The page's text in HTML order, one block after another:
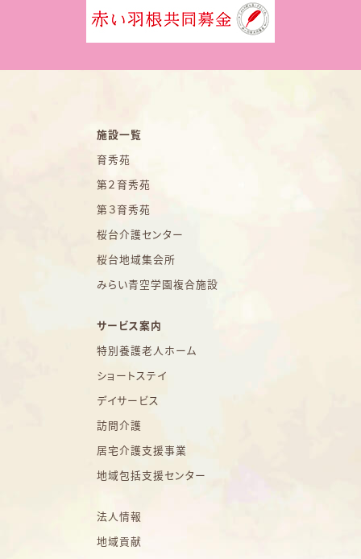
施設一覧
育秀苑
第２育秀苑
第３育秀苑
桜台介護センター
桜台地域集会所
みらい青空学園複合施設
サービス案内
特別養護老人ホーム
ショートステイ
デイサービス
訪問介護
居宅介護支援事業
地域包括支援センター
法人情報
地域貢献